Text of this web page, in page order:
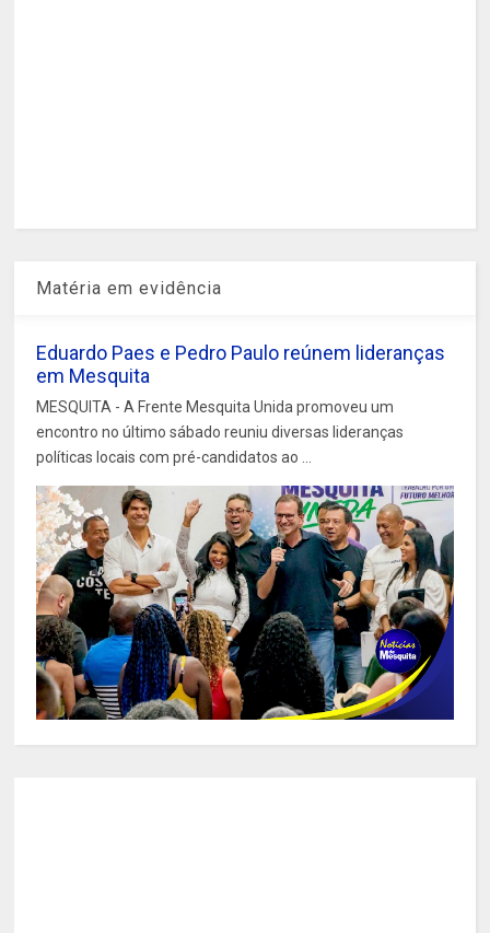
Matéria em evidência
Eduardo Paes e Pedro Paulo reúnem lideranças
em Mesquita
MESQUITA - A Frente Mesquita Unida promoveu um
encontro no último sábado reuniu diversas lideranças
políticas locais com pré-candidatos ao ...